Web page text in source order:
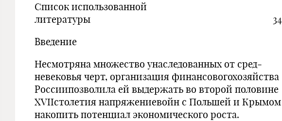
Список использованной
литературы 34
Введение
Несмотряна множество унаследованных от сред­
невековья черт, организация финансовогохозяйства
Россиипозволила ей выдержать во второй половине
XVIIстолетия напряжениевойн с Польшей и
накопить потенциал экономического роста.